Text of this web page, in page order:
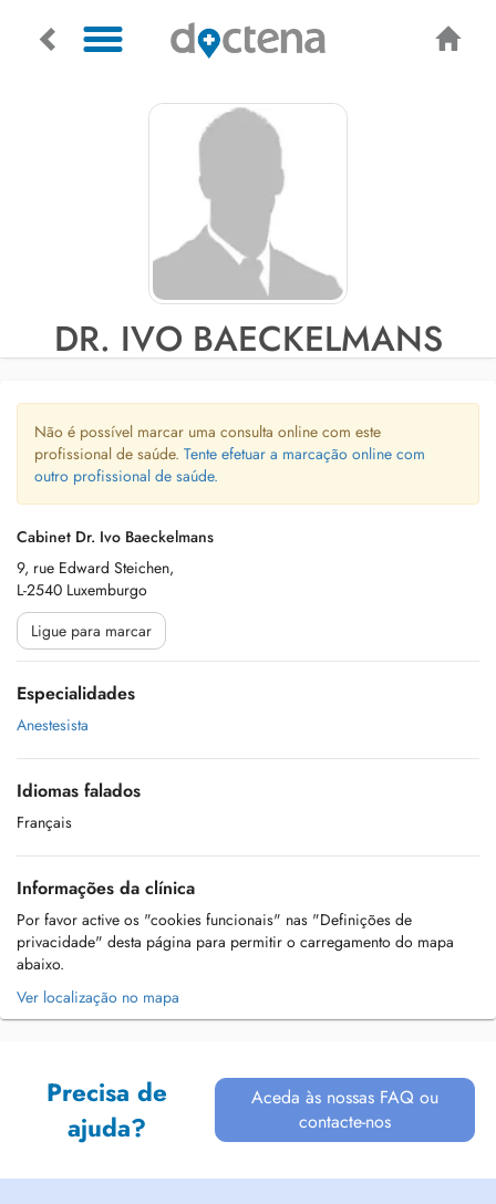
DR. IVO BAECKELMANS
Não é possível marcar uma consulta online com este
profissional de saúde. Tente efetuar a marcação online com
outro profissional de saúde.
Cabinet Dr. Ivo Baeckelmans
9, rue Edward Steichen,
L-2540 Luxemburgo
Ligue para marcar
Especialidades
Anestesista
Idiomas falados
Français
Informações da clínica
Por favor active os "cookies funcionais" nas "Definições de
privacidade" desta página para permitir o carregamento do mapa
abaixo.
Ver localização no mapa
Precisa de
ajuda?
Aceda às nossas FAQ ou
contacte-nos